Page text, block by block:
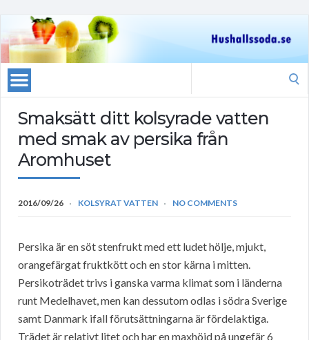
Smaksätt ditt kolsyrade vatten
med smak av persika från
Aromhuset
2016/09/26 KOLSYRAT VATTEN NO COMMENTS
Persika är en söt stenfrukt med ett ludet hölje, mjukt,
orangefärgat fruktkött och en stor kärna i mitten.
Persikoträdet trivs i ganska varma klimat som i länderna
runt Medelhavet, men kan dessutom odlas i södra Sverige
samt Danmark ifall förutsättningarna är fördelaktiga.
Trädet är relativt litet och har en maxhöjd på ungefär 6